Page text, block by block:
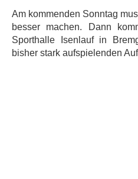
Am kommenden Sonntag
besser machen. Dann
Sporthalle Isenlauf in
bisher stark aufspielenden